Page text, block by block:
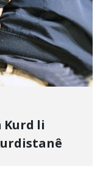
Kurd li